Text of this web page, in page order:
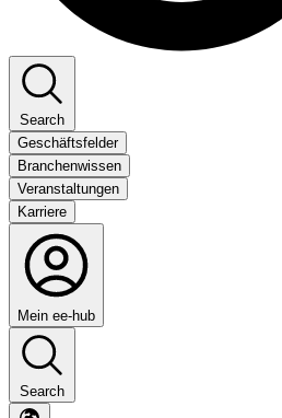
Search
Geschäftsfelder
Branchenwissen
Veranstaltungen
Karriere
Mein ee-hub
Search